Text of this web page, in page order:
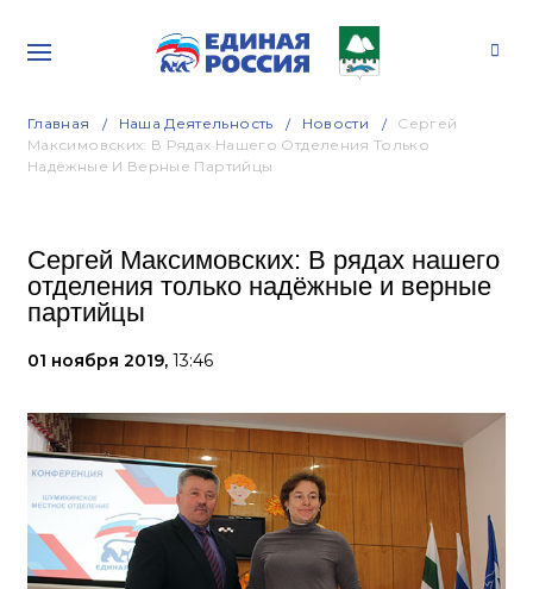
Главная Наша Деятельность Новости
Сергей
Максимовских: В Рядах Нашего Отделения Только
Надёжные И Верные Партийцы
Сергей Максимовских: В рядах нашего
отделения только надёжные и верные
партийцы
01 ноября 2019, 13:46